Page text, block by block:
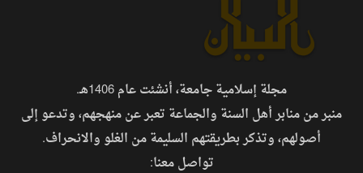
مجلة إسلامية جامعة، أنشئت عام 1406هـ.
منبر من منابر أهل السنة والجماعة تعبر عن منهجهم، وتدعو إلى
أصولهم، وتذكر بطريقتهم السليمة من الغلو والانحراف.
تواصل معنا: